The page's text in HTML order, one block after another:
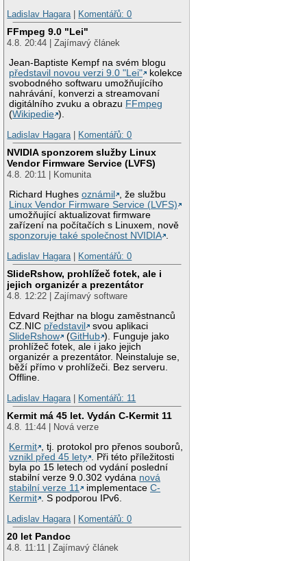
Ladislav Hagara
Komentářů: 0
FFmpeg 9.0 "Lei"
4.8. 20:44 | Zajímavý článek
Jean-Baptiste Kempf na svém blogu
představil novou verzi 9.0 "Lei"
kolekce
svobodného softwaru umožňujícího
nahrávání, konverzi a streamovaní
digitálního zvuku a obrazu FFmpeg
(Wikipedie ).
Ladislav Hagara
Komentářů: 0
NVIDIA sponzorem služby Linux
Vendor Firmware Service (LVFS)
4.8. 20:11 | Komunita
Richard Hughesoznámil
, že službu
Linux Vendor Firmware Service (LVFS)
umožňující aktualizovat firmware
zařízení na počítačích s Linuxem, nově
sponzoruje také společnost NVIDIA .
Ladislav Hagara | Komentářů: 0
SlideRshow, prohlížeč fotek, ale i
jejich organizér a prezentátor
4.8. 12:22 | Zajímavý software
Edvard Rejthar na blogu zaměstnanců
CZ.NIC představil
svou aplikaci
SlideRshow
(GitHub ). Funguje jako
prohlížeč fotek, ale i jako jejich
organizér a prezentátor. Neinstaluje se,
běží přímo v prohlížeči. Bez serveru.
Offline.
Ladislav Hagara | Komentářů: 11
Kermit má 45 let. Vydán C-Kermit 11
4.8. 11:44 | Nová verze
Kermit , tj. protokol pro přenos souborů,
vznikl před 45 lety . Při této příležitosti
byla po 15 letech od vydání poslední
stabilní verze 9.0.302 vydána nová
stabilní verze 11
implementaceC-
Kermit . S podporou IPv6.
Ladislav Hagara | Komentářů: 0
20 let Pandoc
4.8. 11:11 | Zajímavý článek